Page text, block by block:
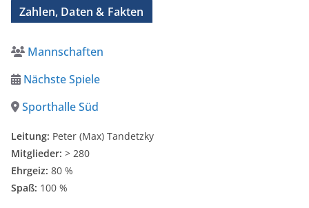
Zahlen, Daten & Fakten
Mannschaften
Nächste Spiele
Sporthalle Süd
Leitung: Peter (Max) Tandetzky
Mitglieder: > 280
Ehrgeiz: 80 %
Spaß: 100 %